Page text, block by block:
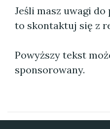
Jeśli masz uwagi
to skontaktuj się z
Powyższy tekst
sponsorowany.